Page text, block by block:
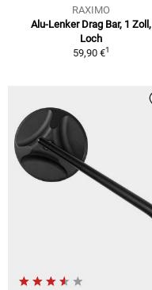
RAXIMO
Alu-Lenker Drag Bar, 1 Zoll,
Loch
59,90 €1